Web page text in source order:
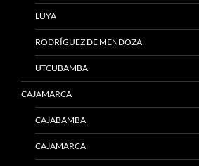
LUYA
RODRÍGUEZ DE MENDOZA
UTCUBAMBA
CAJAMARCA
CAJABAMBA
CAJAMARCA